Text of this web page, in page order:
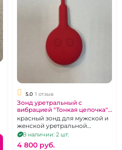
5.0 1 отзыв
Зонд уретральный с
вибрацией "Тонкая цепочка"
10 режимов
красный зонд для мужской и
женской уретральной
мастурбации с вибрацией,
перезаряжаемый, 10 режимов
В наличии: 2 шт.
4 800 pуб.